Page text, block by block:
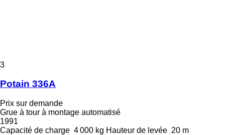
3
Potain 336A
Prix sur demande
Grue à tour à montage automatisé
1991
Capacité de charge 4 000 kg Hauteur de levée 20 m